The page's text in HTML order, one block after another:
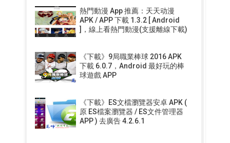
熱門動漫 App 推薦：天天动漫
APK / APP 下載 1.3.2 [ Android
]，線上看熱門動漫(支援離線下載)
《下載》9局職業棒球 2016 APK
下載 6.0.7，Android 最好玩的棒
球遊戲 APP
《下載》ES文檔瀏覽器安卓 APK (
原 ES檔案瀏覽器 / ES文件管理器
APP ) 去廣告 4.2.6.1